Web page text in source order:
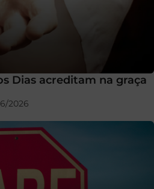
Dias acreditam na graça
2026